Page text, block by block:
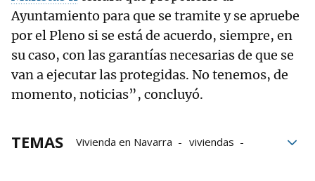
Ayuntamiento para que se tramite y se apruebe
por el Pleno si se está de acuerdo, siempre, en
su caso, con las garantías necesarias de que se
van a ejecutar las protegidas. No tenemos, de
momento, noticias”, concluyó.
TEMAS Vivienda en Navarra
viviendas